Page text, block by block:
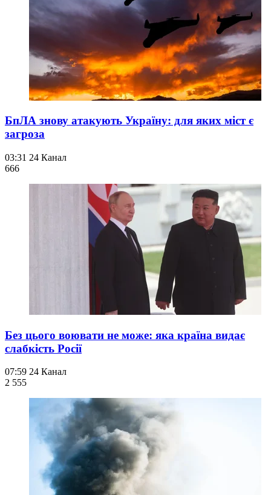
БпЛА знову атакують Україну: для яких міст є
загроза
03:31 24 Канал
666
Без цього воювати не може: яка країна видає
слабкість Росії
07:59 24 Канал
2 555